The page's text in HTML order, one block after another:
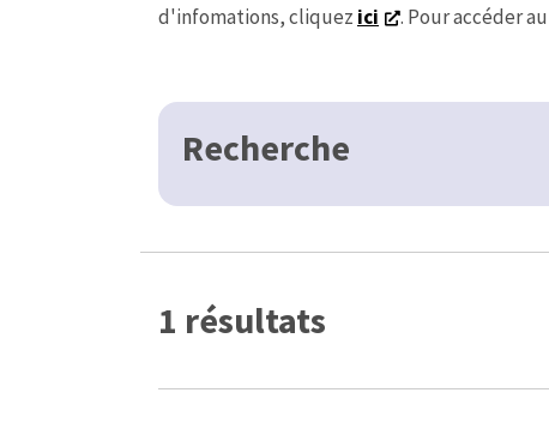
d'infomations, cliquez ici . Pour accéder
Recherche
1 résultats